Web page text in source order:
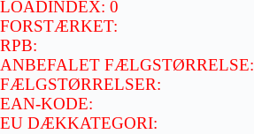
LOADINDEX: 0
FORSTÆRKET:
RPB:
ANBEFALET FÆLGSTØRRELSE:
FÆLGSTØRRELSER:
EAN-KODE:
EU DÆKKATEGORI: